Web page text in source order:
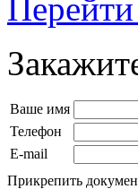
Перейти
Ваше имя
Телефон
E-mail
Прикрепить